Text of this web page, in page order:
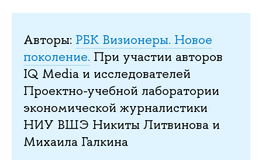
Авторы: РБК Визионеры. Новое
поколение. При участии авторов
IQ Media и исследователей
Проектно-учебной лаборатории
экономической журналистики
НИУ ВШЭ Никиты Литвинова и
Михаила Галкина